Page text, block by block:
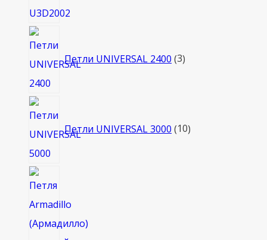
Петли UNIVERSAL 2400 3товара
Петли UNIVERSAL 3000 10товаров